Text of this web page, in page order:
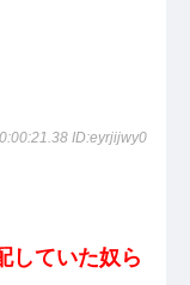
ID:eyrjijwy0
していた奴ら